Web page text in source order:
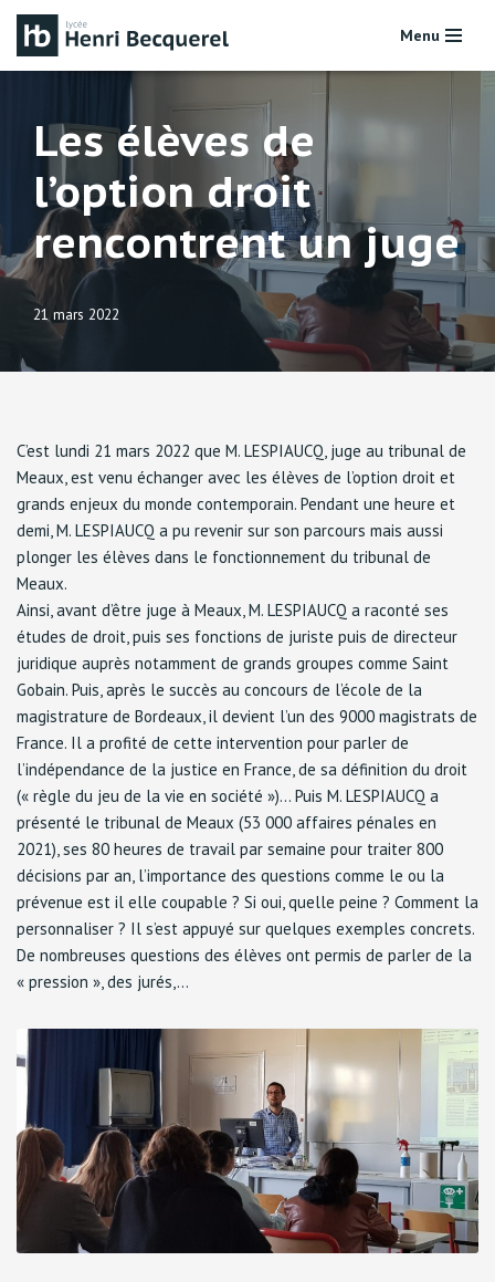
Aller
Menu
Les élèves de
l’option droit
rencontrent un juge
21 mars 2022
C’est lundi 21 mars 2022 que M. LESPIAUCQ, juge au tribunal de
Meaux, est venu échanger avec les élèves de l’option droit et
grands enjeux du monde contemporain. Pendant une heure et
demi, M. LESPIAUCQ a pu revenir sur son parcours mais aussi
plonger les élèves dans le fonctionnement du tribunal de
Meaux.
Ainsi, avant d’être juge à Meaux, M. LESPIAUCQ a raconté ses
études de droit, puis ses fonctions de juriste puis de directeur
juridique auprès notamment de grands groupes comme Saint
Gobain. Puis, après le succès au concours de l’école de la
magistrature de Bordeaux, il devient l’un des 9000 magistrats de
France. Il a profité de cette intervention pour parler de
l’indépendance de la justice en France, de sa définition du droit
(« règle du jeu de la vie en société »)… Puis M. LESPIAUCQ a
présenté le tribunal de Meaux (53 000 affaires pénales en
2021), ses 80 heures de travail par semaine pour traiter 800
décisions par an, l’importance des questions comme le ou la
prévenue est il elle coupable ? Si oui, quelle peine ? Comment la
personnaliser ? Il s’est appuyé sur quelques exemples concrets.
De nombreuses questions des élèves ont permis de parler de la
« pression », des jurés,…